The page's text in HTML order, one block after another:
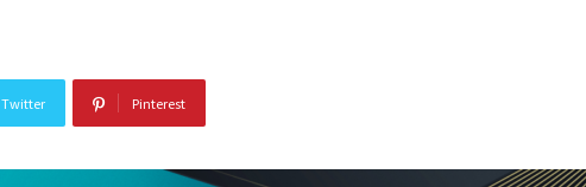
Twitter Pinterest